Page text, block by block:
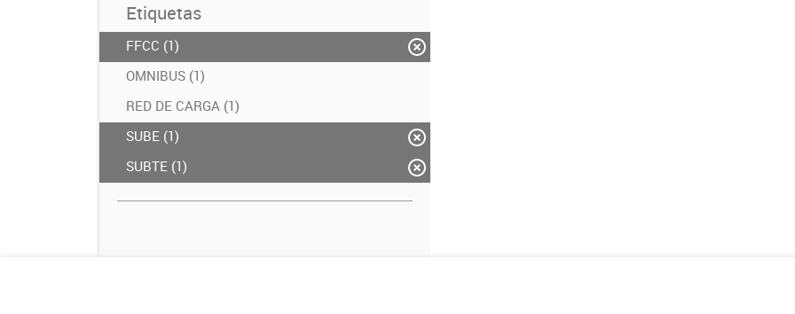
Etiquetas
FFCC (1)
OMNIBUS (1)
RED DE CARGA (1)
SUBE (1)
SUBTE (1)